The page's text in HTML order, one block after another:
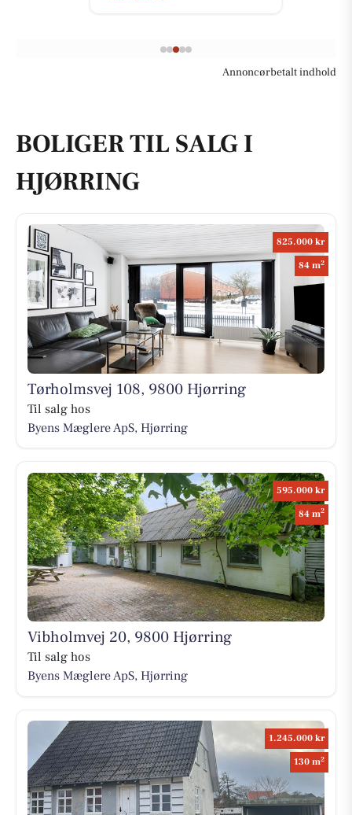
Annoncørbetalt indhold
BOLIGER TIL SALG I
HJØRRING
825.000 kr
84 m2
Tørholmsvej 108, 9800 Hjørring
Til salg hos
Byens Mæglere ApS, Hjørring
595.000 kr
84 m2
Vibholmvej 20, 9800 Hjørring
Til salg hos
Byens Mæglere ApS, Hjørring
1.245.000 kr
130 m2